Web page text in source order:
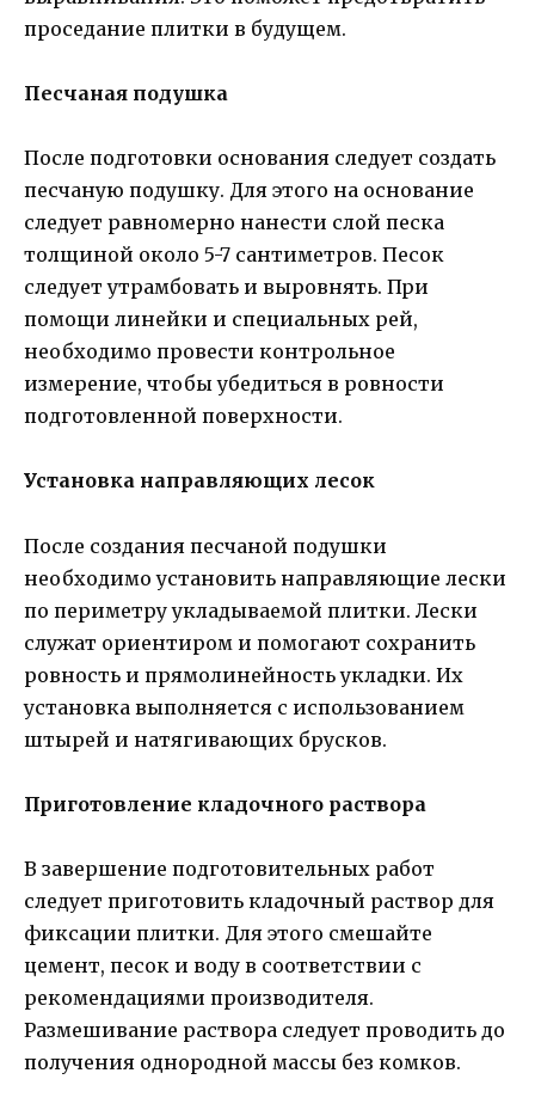
проседание плитки в будущем.
Песчаная подушка
После подготовки основания следует создать
песчаную подушку. Для этого на основание
следует равномерно нанести слой песка
толщиной около 5-7 сантиметров. Песок
следует утрамбовать и выровнять. При
помощи линейки и специальных рей,
необходимо провести контрольное
измерение, чтобы убедиться в ровности
подготовленной поверхности.
Установка направляющих лесок
После создания песчаной подушки
необходимо установить направляющие лески
по периметру укладываемой плитки. Лески
служат ориентиром и помогают сохранить
ровность и прямолинейность укладки. Их
установка выполняется с использованием
штырей и натягивающих брусков.
Приготовление кладочного раствора
В завершение подготовительных работ
следует приготовить кладочный раствор для
фиксации плитки. Для этого смешайте
цемент, песок и воду в соответствии с
рекомендациями производителя.
Размешивание раствора следует проводить до
получения однородной массы без комков.